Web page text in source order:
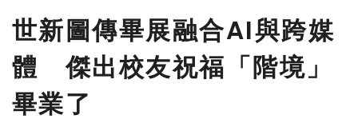
世新圖傳畢展融合AI與跨媒
體 傑出校友祝福「階境」
畢業了